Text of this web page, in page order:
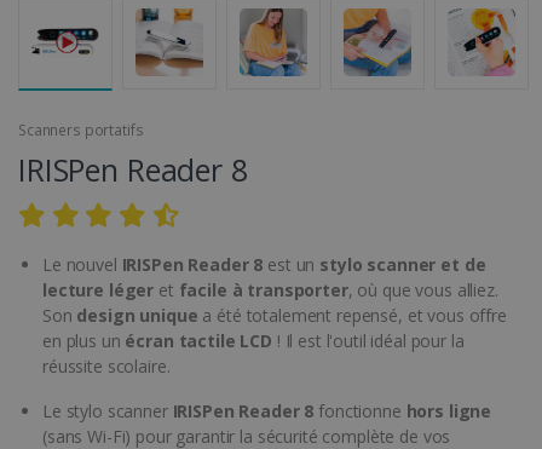
Scanners portatifs
IRISPen Reader 8
Le nouvel IRISPen Reader 8 est un stylo scanner et de
lecture léger et facile à transporter, où que vous alliez.
Son design unique a été totalement repensé, et vous offre
en plus un écran tactile LCD ! Il est l'outil idéal pour la
réussite scolaire.
Le stylo scanner IRISPen Reader 8 fonctionne hors ligne
(sans Wi-Fi) pour garantir la sécurité complète de vos